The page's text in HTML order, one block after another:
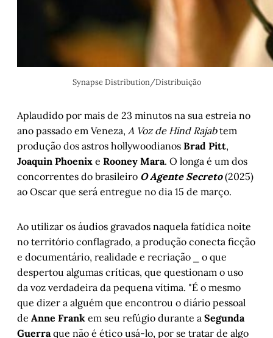
Synapse Distribution/Distribuição
Aplaudido por mais de 23 minutos na sua estreia no
ano passado em Veneza, A Voz de Hind Rajabtem
produção dos astros hollywoodianos Brad Pitt,
Joaquin Phoenix e Rooney Mara. O longa é um dos
concorrentes do brasileiro O Agente Secreto(2025)
ao Oscar que será entregue no dia 15 de março.
Ao utilizar os áudios gravados naquela fatídica noite
no território conflagrado, a produção conecta ficção
e documentário, realidade e recriação ⎯ o que
despertou algumas críticas, que questionam o uso
da voz verdadeira da pequena vítima. "É o mesmo
que dizer a alguém que encontrou o diário pessoal
de Anne Frank em seu refúgio durante a Segunda
Guerra que não é ético usá-lo, por se tratar de algo